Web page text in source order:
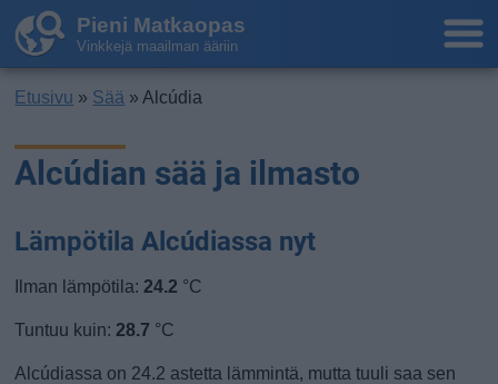
Pieni Matkaopas
Vinkkejä maailman ääriin
Etusivu » Sää » Alcúdia
Alcúdian sää ja ilmasto
Lämpötila Alcúdiassa nyt
Ilman lämpötila:24.2 °C
Tuntuu kuin:28.7 °C
Alcúdiassa on 24.2 astetta lämmintä, mutta tuuli saa sen